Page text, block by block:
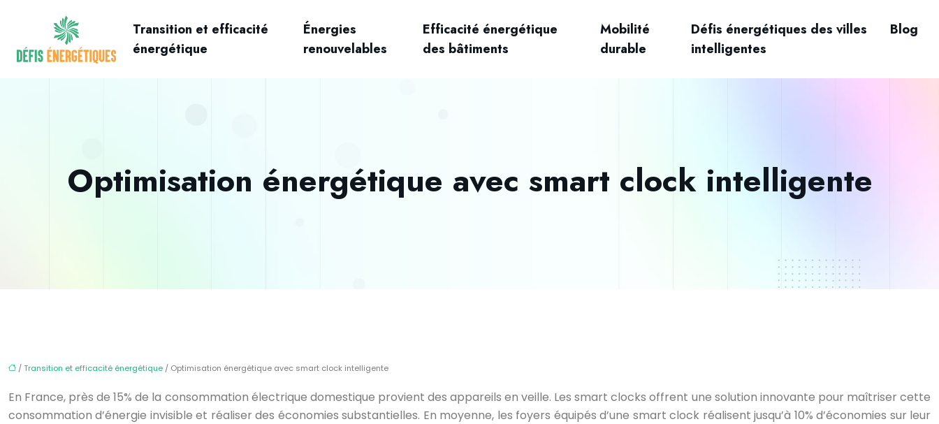
Transition et efficacité
énergétique
Énergies
renouvelables
Efficacité énergétique
des bâtiments
Mobilité
durable
Défis énergétiques des villes
intelligentes
Blog
Optimisation énergétique avec smart clock intelligente
/Transition et efficacité énergétique / Optimisation énergétique avec smart clock intelligente
En France, près de 15% de la consommation électrique domestique provient des appareils en veille. Les smart clocks offrent une solution innovante pour maîtriser cette
consommation d’énergie invisible et réaliser des économies substantielles. En moyenne, les foyers équipés d’une smart clock réalisent jusqu’à 10% d’économies sur leur